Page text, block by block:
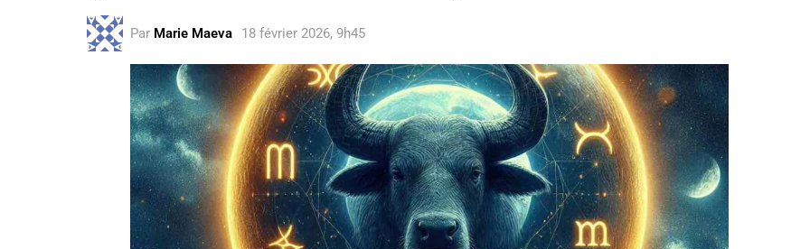
Par Marie Maeva 18 février 2026, 9h45